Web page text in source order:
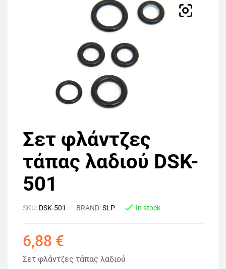
Σετ φλάντζες
τάπας λαδιού DSK-
501
SKU: DSK-501 BRAND:SLP In stock
6,88 €
Σετ φλάντζες τάπας λαδιού